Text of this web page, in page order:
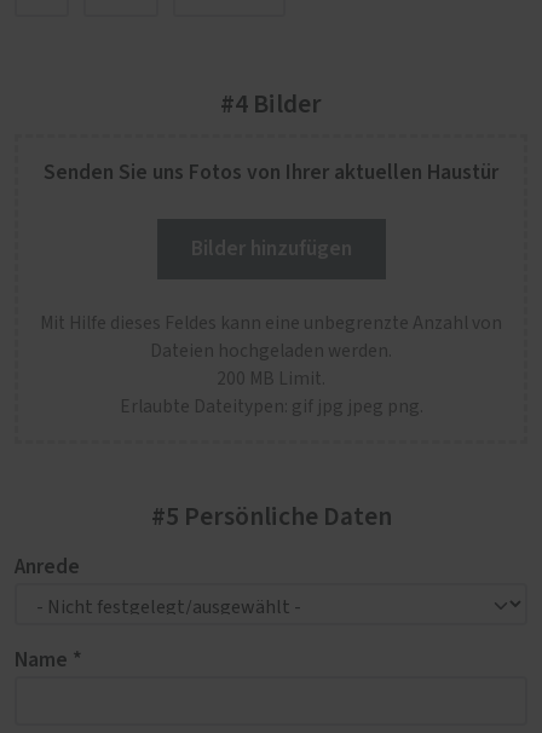
#4 Bilder
Senden Sie uns Fotos von Ihrer aktuellen Haustür
Mit Hilfe dieses Feldes kann eine unbegrenzte Anzahl von
Dateien hochgeladen werden.
200 MB Limit.
Erlaubte Dateitypen: gif jpg jpeg png.
#5 Persönliche Daten
Anrede
Name *